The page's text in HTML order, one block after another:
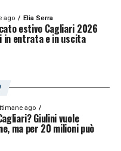
ago Elia Serra
estivo Cagliari 2026
entrata e in uscita
ago
Giulini vuole
ma per 20 milioni può